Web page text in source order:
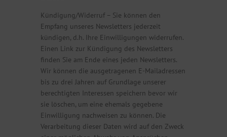
Kündigung/Widerruf – Sie können den
Empfang unseres Newsletters jederzeit
kündigen, d.h. Ihre Einwilligungen widerrufen.
Einen Link zur Kündigung des Newsletters
finden Sie am Ende eines jeden Newsletters.
Wir können die ausgetragenen E-Mailadressen
bis zu drei Jahren auf Grundlage unserer
berechtigten Interessen speichern bevor wir
sie löschen, um eine ehemals gegebene
Einwilligung nachweisen zu können. Die
Verarbeitung dieser Daten wird auf den Zweck